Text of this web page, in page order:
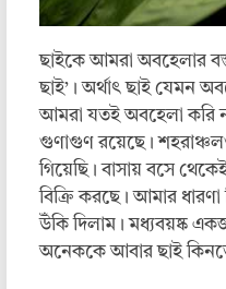
ছাইকে আমরা অবহেলার
ছাই’। অর্থাৎ ছাই যেমন
আমরা যতই অবহেলা করি
গুণাগুণ রয়েছে।
গিয়েছি। বাসায় বসে
বিক্রি করছে। আমার
উঁকি দিলাম। মধ্যবয়ষ্ক
অনেককে আবার ছাই